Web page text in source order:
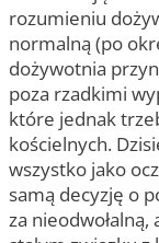
rozumieniu
normalną (po
dożywotnia
poza rzadkimi
które jednak
kościelnych.
wszystko jako
samą decyzję o
za nieodwołalną,